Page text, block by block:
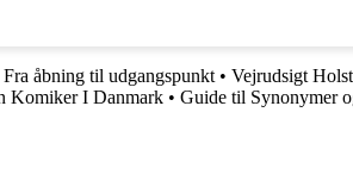
åbning til udgangspunkt • Vejrudsigt
Komiker I Danmark • Guide til Synonymer